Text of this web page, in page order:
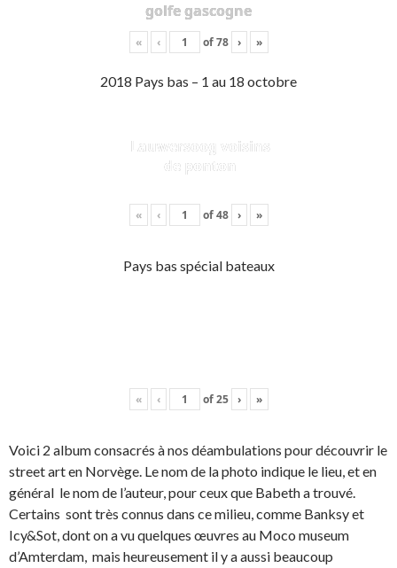
golfe gascogne
« ‹ of78 › »
2018 Pays bas – 1 au 18 octobre
Lauwersoog voisins
de ponton
« ‹ of48 › »
Pays bas spécial bateaux
« ‹ of25 › »
Voici 2 album consacrés à nos déambulations pour découvrir le
street art en Norvège. Le nom de la photo indique le lieu, et en
général le nom de l’auteur, pour ceux que Babeth a trouvé.
Certains sont très connus dans ce milieu, comme Banksy et
Icy&Sot, dont on a vu quelques œuvres au Moco museum
d’Amterdam, mais heureusement il y a aussi beaucoup